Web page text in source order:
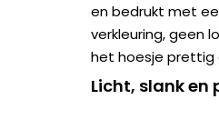
en bedrukt met
verkleuring, geen
het hoesje prettig
Licht, slank